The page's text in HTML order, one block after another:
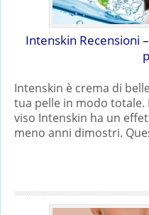
Intenskin Recensioni
Intenskin è crema di
tua pelle in modo
viso Intenskin ha un
meno anni dimostri.